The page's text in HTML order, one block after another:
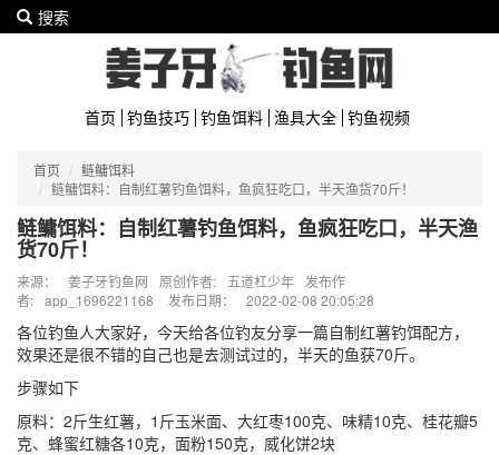
搜索
首页 钓鱼技巧 钓鱼饵料 渔具大全 钓鱼视频
首页
鲢鳙饵料
鲢鳙饵料：自制红薯钓鱼饵料，鱼疯狂吃口，半天渔货70斤！
鲢鳙饵料：自制红薯钓鱼饵料，鱼疯狂吃口，半天渔
货70斤！
来源： 姜子牙钓鱼网 原创作者: 五道杠少年
发布作
者: app_1696221168 发布日期： 2022-02-08 20:05:28
各位钓鱼人大家好，今天给各位钓友分享一篇自制红薯钓饵配方，
效果还是很不错的自己也是去测试过的，半天的鱼获70斤。
步骤如下
原料：2斤生红薯，1斤玉米面、大红枣100克、味精10克、桂花瓣5
克、蜂蜜红糖各10克，面粉150克，威化饼2块